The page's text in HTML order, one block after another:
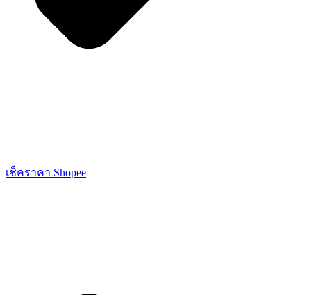
เช็คราคา Shopee